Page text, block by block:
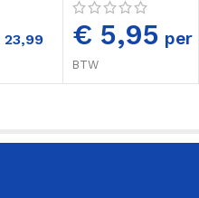
23,99 € 5,95 per
BTW